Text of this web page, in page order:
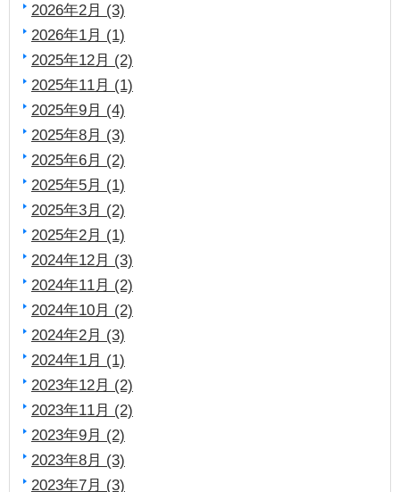
2026年2月 (3)
2026年1月 (1)
2025年12月 (2)
2025年11月 (1)
2025年9月 (4)
2025年8月 (3)
2025年6月 (2)
2025年5月 (1)
2025年3月 (2)
2025年2月 (1)
2024年12月 (3)
2024年11月 (2)
2024年10月 (2)
2024年2月 (3)
2024年1月 (1)
2023年12月 (2)
2023年11月 (2)
2023年9月 (2)
2023年8月 (3)
2023年7月 (3)